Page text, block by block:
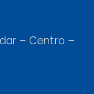
– Centro –